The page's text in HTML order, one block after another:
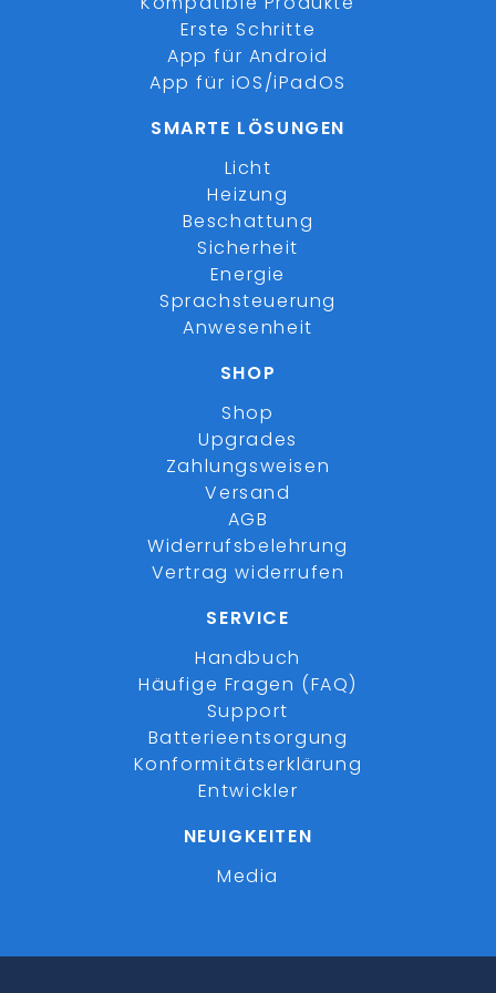
Erste Schritte
App für Android
App für iOS/iPadOS
SMARTE LÖSUNGEN
Licht
Heizung
Beschattung
Sicherheit
Energie
Sprachsteuerung
Anwesenheit
SHOP
Shop
Upgrades
Zahlungsweisen
Versand
AGB
Widerrufsbelehrung
Vertrag widerrufen
SERVICE
Handbuch
Häufige Fragen (FAQ)
Support
Batterieentsorgung
Konformitätserklärung
Entwickler
NEUIGKEITEN
Media